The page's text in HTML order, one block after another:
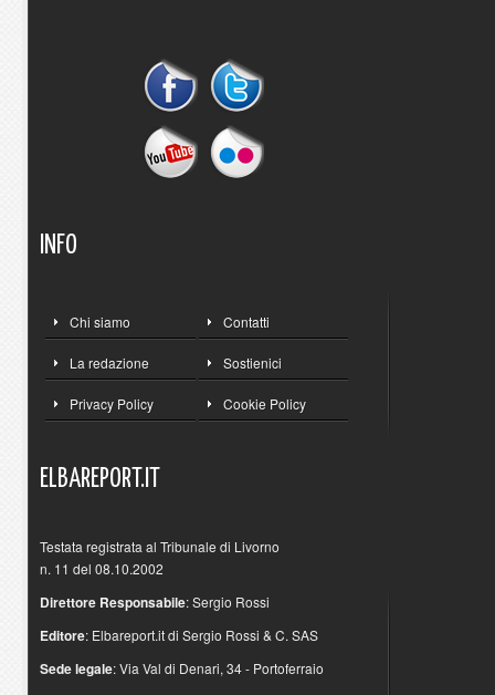
INFO
Chi siamo Contatti
La redazione Sostienici
Privacy Policy Cookie Policy
ELBAREPORT.IT
Testata registrata al Tribunale di Livorno
n. 11 del 08.10.2002
Direttore Responsabile: Sergio Rossi
Editore: Elbareport.it di Sergio Rossi & C. SAS
Sede legale: Via Val di Denari, 34 - Portoferraio